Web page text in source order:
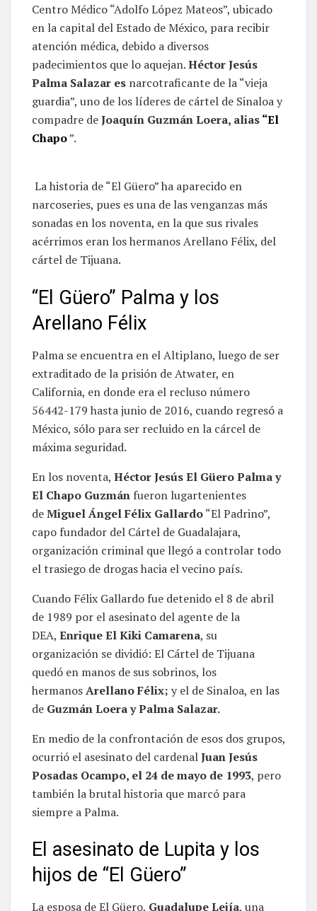
Centro Médico “Adolfo López Mateos”, ubicado
en la capital del Estado de México, para recibir
atención médica, debido a diversos
padecimientos que lo aquejan.Héctor Jesús
Palma Salazar es narcotraficante de la “vieja
guardia”, uno de los líderes de cártel de Sinaloa y
compadre deJoaquín Guzmán Loera, alias“El
Chapo”.
La historia de “El Güero” ha aparecido en
narcoseries, pues es una de las venganzas más
sonadas en los noventa, en la que sus rivales
acérrimos eran los hermanos Arellano Félix, del
cártel de Tijuana.
“El Güero” Palma y los
Arellano Félix
Palma se encuentra en el Altiplano, luego de ser
extraditado de la prisión de Atwater, en
California, en donde era el recluso número
56442-179 hasta junio de 2016, cuando regresó a
México, sólo para ser recluido en la cárcel de
máxima seguridad.
En los noventa, Héctor Jesús El Güero Palma y
El Chapo Guzmán fueron lugartenientes
deMiguel Ángel Félix Gallardo“El Padrino”,
capo fundador del Cártel de Guadalajara,
organización criminal que llegó a controlar todo
el trasiego de drogas hacia el vecino país.
Cuando Félix Gallardo fue detenido el 8 de abril
de 1989 por el asesinato del agente de la
DEA, Enrique El Kiki Camarena, su
organización se dividió: El Cártel de Tijuana
quedó en manos de sus sobrinos, los
hermanosArellano Félix; y el de Sinaloa, en las
de Guzmán Loera y Palma Salazar.
En medio de la confrontación de esos dos grupos,
ocurrió el asesinato del cardenalJuan Jesús
Posadas Ocampo, el 24 de mayo de 1993, pero
también la brutal historia que marcó para
siempre a Palma.
El asesinato de Lupita y los
hijos de “El Güero”
La esposa de El Güero, Guadalupe Lejía, una